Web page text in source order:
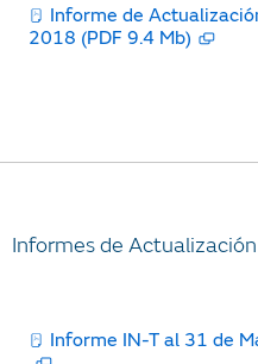
Informe de
2018 (PDF 9.4 Mb)
Informes de
Informe IN-T al 31 de